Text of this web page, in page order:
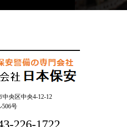
央区中央4-12-12
号
226-1722